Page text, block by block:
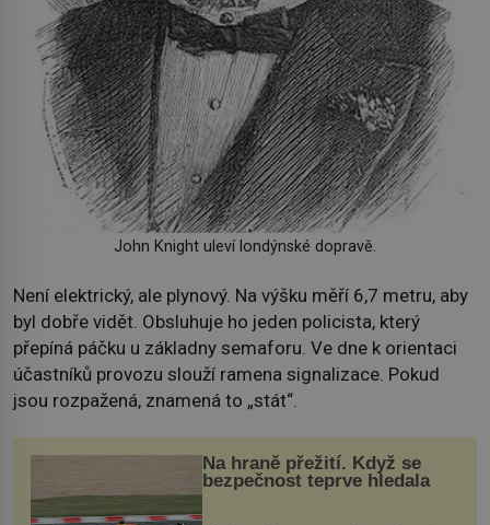
John Knight uleví londýnské dopravě.
Není elektrický, ale plynový. Na výšku měří 6,7 metru, aby
byl dobře vidět. Obsluhuje ho jeden policista, který
přepíná páčku u základny semaforu. Ve dne k orientaci
účastníků provozu slouží ramena signalizace. Pokud
jsou rozpažená, znamená to „stát“.
Na hraně přežití. Když se
bezpečnost teprve hledala